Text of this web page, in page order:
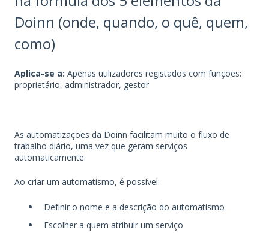
Doinn (onde, quando, o quê, quem,
como)
Aplica-se a: Apenas utilizadores registados com funções:
proprietário, administrador, gestor
As automatizações da Doinn facilitam muito o fluxo de
trabalho diário, uma vez que geram serviços
automaticamente.
Ao criar um automatismo, é possível:
Definir o nome e a descrição do automatismo
Escolher a quem atribuir um serviço